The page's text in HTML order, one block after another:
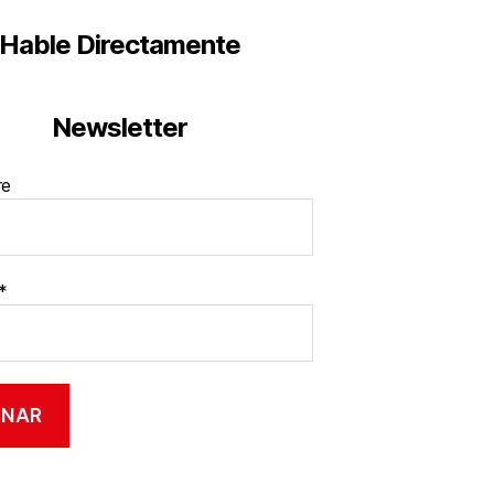
Directamente
Newsletter